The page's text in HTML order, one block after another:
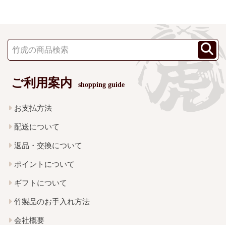
ご利用案内 shopping guide
お支払方法
配送について
返品・交換について
ポイントについて
ギフトについて
竹製品のお手入れ方法
会社概要